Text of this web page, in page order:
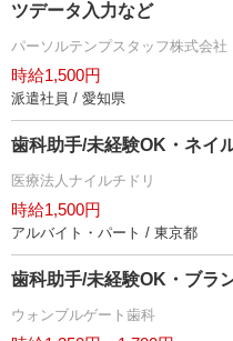
ツデータ入力など
パーソルテンプスタッフ株式会社
時給1,500円
派遣社員 / 愛知県
歯科助手/未経験OK・ネイ
医療法人ナイルチドリ
時給1,500円
アルバイト・パート / 東京都
歯科助手/未経験OK・ブラ
ウォンブルゲート歯科